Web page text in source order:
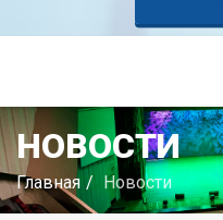
НОВОСТИ
Главная Новости